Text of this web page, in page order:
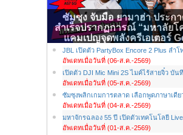
ซัมซุง จับมือ ยามาฮ่า ประก
สำเร็จปรากฏการณ์ “มหาลัยโ
แคมเปญจุดพลังครีเอเตอร์
JBL เปิดตัว PartyBox Encore 2 Plus ลำโ
อัพเดทเมื่อวันที่ (06-ส.ค.-2569)
เปิดตัว DJI Mic Mini 2S ไมค์ไร้สายจิ๋ว บันทึ
อัพเดทเมื่อวันที่ (05-ส.ค.-2569)
ซัมซุงพลิกเกมการตลาด เลือกพูดภาษาเดีย
อัพเดทเมื่อวันที่ (04-ส.ค.-2569)
มหาจักรฉลอง 55 ปี เปิดตัวเทคโนโลยี Live
อัพเดทเมื่อวันที่ (01-ส.ค.-2569)